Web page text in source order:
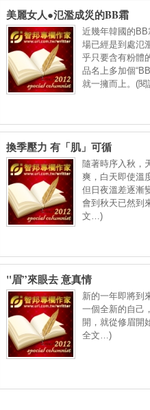
美麗女人●氾濫成災的BB霜
近幾年韓國的
場已經是到處氾
乎只要含有粉體
品名上多加個
就一擁而上。(閱
換季壓力 有「肌」可循
隨著時序入秋，
爽，白天即使溫
但日夜溫差逐漸
會到秋天已然到
文…)
"眉”來眼去 意真情
新的一年即將到
一個全新的自己
開，就從修眉開
全文…)